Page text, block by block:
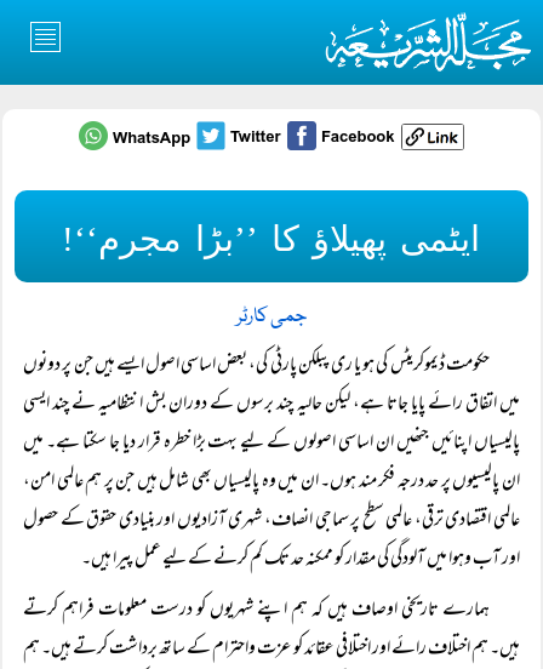
ایٹمی پھیلاؤ کا ’’بڑا مجرم‘‘!
جمی کارٹر
حکومت ڈیموکریٹس کی ہو یا ری پبلکن پارٹی کی، بعض اساسی اصول ایسے ہیں جن پر دونوں
میں اتفاق رائے پایا جاتا ہے، لیکن حالیہ چند برسوں کے دوران بش انتظامیہ نے چند ایسی
پالیسیاں اپنائیں جنھیں ان اساسی اصولوں کے لیے بہت بڑا خطرہ قرار دیا جا سکتا ہے۔ میں
ان پالیسیوں پر حد درجہ فکر مند ہوں۔ ان میں وہ پالیسیاں بھی شامل ہیں جن پر ہم عالمی امن،
عالمی اقتصادی ترقی، عالمی سطح پر سماجی انصاف، شہری آزادیوں اور بنیادی حقوق کے حصول
اور آب وہوا میں آلودگی کی مقدار کو ممکنہ حد تک کم کرنے کے لیے عمل پیرا ہیں۔
ہمارے تاریخی اوصاف ہیں کہ ہم اپنے شہریوں کو درست معلومات فراہم کرتے
ہیں۔ ہم اختلاف رائے اور اختلافی عقائد کو عزت واحترام کے ساتھ برداشت کرتے ہیں۔ ہم